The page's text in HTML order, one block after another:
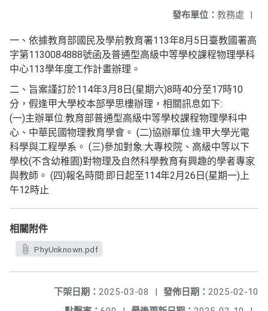
發布單位： 教務處 |
一、依據教育部國民及學前教育署113年8月5日臺教國署高
字第1130084888號函及普通型高級中等學校課程物理學科
中心113學年度工作計畫辦理。
二、旨案謹訂於114年3月8日(星期六)8時40分至17時10
分，假逢甲大學校本部學思樓辦理，相關訊息如下:
(一)主辦單位:教育部普通型高級中等學校課程物理學科中
心、中華民國物理教育學會。 (二)協辦單位:逢甲大學光電
科學與工程學系。 (三)參加對象:大專校院、高級中等以下
學校(不含幼稚園)對物理及自然科學教育有興趣的學者專家
與教師。 (四)報名時間:即日起至114年2月26日(星期一)上
午12時止
相關附件
PhyUnknown.pdf
發佈日期： 2025-02-10
下架日期： 2025-03-08
|